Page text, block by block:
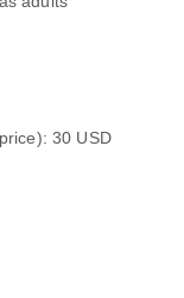
30 USD